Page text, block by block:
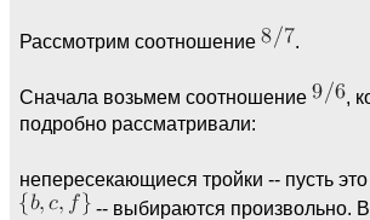
Рассмотрим соотношение .
Сначала возьмем соотношение
,
подробно рассматривали:
непересекающиеся тройки -- пусть это
-- выбираются произвольно.